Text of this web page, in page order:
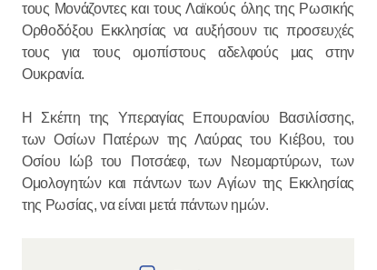
τους Μονάζοντες και τους Λαϊκούς όλης της Ρωσικής
Ορθοδόξου Εκκλησίας να αυξήσουν τις προσευχές
τους για τους ομοπίστους αδελφούς μας στην
Ουκρανία.
Η Σκέπη της Υπεραγίας Επουρανίου Βασιλίσσης,
των Οσίων Πατέρων της Λαύρας του Κιέβου, του
Οσίου Ιώβ του Ποτσάεφ, των Νεομαρτύρων, των
Ομολογητών και πάντων των Αγίων της Εκκλησίας
της Ρωσίας, να είναι μετά πάντων ημών.